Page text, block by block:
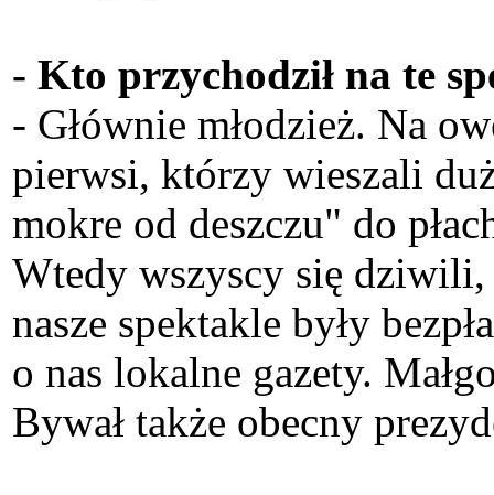
- Kto przychodził na te
- Głównie młodzież. Na
pierwsi, którzy wieszali
mokre od deszczu" do
Wtedy wszyscy się
nasze spektakle były
o nas lokalne gazety.
Bywał także obecny